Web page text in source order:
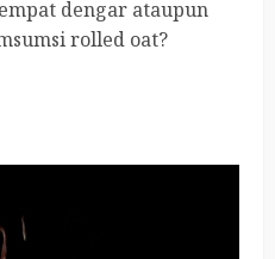
dengar ataupun
rolled oat?